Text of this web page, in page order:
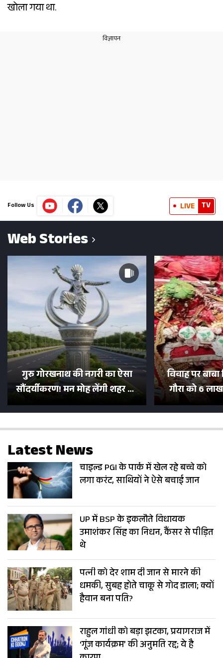
खोला गया था.
Follow Us LIVE TV
Web Stories
गुरु गोरखनाथ की नगरी का ऐसा
सौंदर्यीकरण! मन मोह लेंगी शहर की
सड़कें; देखें Photos
विवाह पर
गौरा को 6
500 भक्तों
Latest News
चाइल्ड PGI के पार्क में खेल रहे बच्चे को
लगा करंट, साथियों ने ऐसे बचाई जान
UP में BSP के इकलौते विधायक
उमाशंकर सिंह का निधन, कैंसर से पीड़ित
थे
पत्नी को देर शाम दी जान से मारने की
धमकी, सुबह होते चाकू से गोद डाला; क्यों
हैवान बना पति?
राहुल गांधी को बड़ा झटका, प्रयागराज में
‘गूंज कार्यक्रम’ की अनुमति रद्द; ये है